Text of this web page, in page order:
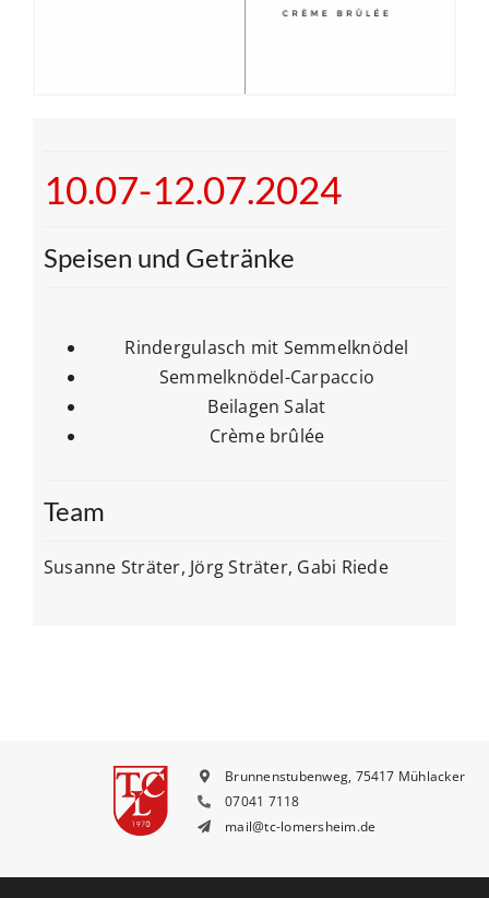
10.07-12.07.2024
Speisen und Getränke
Rindergulasch mit Semmelknödel
Semmelknödel-Carpaccio
Beilagen Salat
Crème brûlée
Team
Susanne Sträter, Jörg Sträter, Gabi Riede
Brunnenstubenweg, 75417 Mühlacker
07041 7118
mail@tc-lomersheim.de